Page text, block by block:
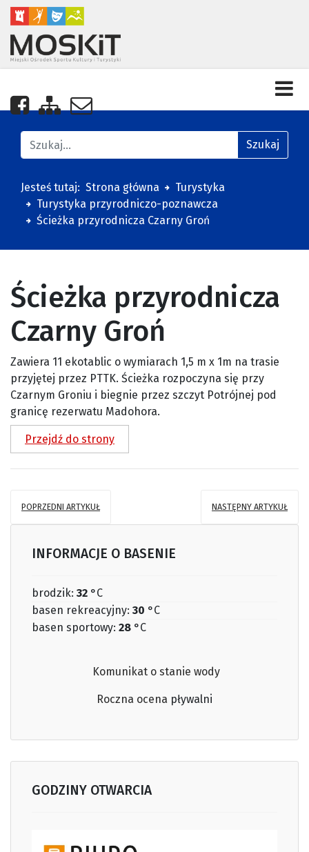
Nasza strona na Facebooku
Zobacz mapę strony
Napisz do nas
Jesteś tutaj: Strona główna
Turystyka
Turystyka przyrodniczo-poznawcza
Ścieżka przyrodnicza Czarny Groń
Znajdź na stronie Szukaj
Ścieżka przyrodnicza
Czarny Groń
Zawiera 11 ekotablic o wymiarach 1,5 m x 1m na trasie
przyjętej przez PTTK. Ścieżka rozpoczyna się przy
Czarnym Groniu i biegnie przez szczyt Potrójnej pod
granicę rezerwatu Madohora.
Przejdź do strony
POPRZEDNI ARTYKUŁ NASTĘPNY ARTYKUŁ
INFORMACJE O BASENIE
brodzik: 32 °C
basen rekreacyjny: 30 °C
basen sportowy: 28 °C
Komunikat o stanie wody
Roczna ocena pływalni
GODZINY OTWARCIA